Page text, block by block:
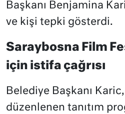
Başkanı Benjamina
ve kişi tepki gösterdi.
Saraybosna Film
için istifa çağrısı
Belediye Başkanı
düzenlenen tanıtım